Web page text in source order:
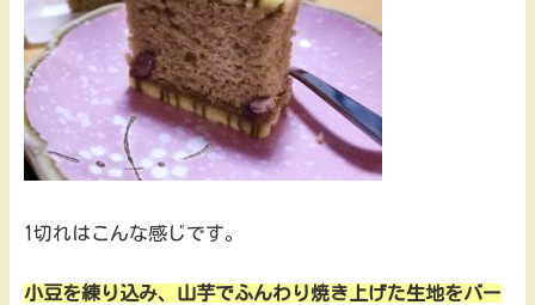
1切れはこんな感じです。
小豆を練り込み、山芋でふんわり焼き上げた生地をバー